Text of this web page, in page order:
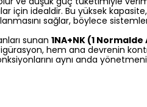
için idealdir. Bu yüksek
sağlar, böylece
sunan 1NA+NK (1 Normalde
hem ana devrenin
aynı anda